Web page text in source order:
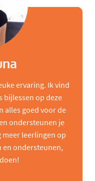
ervaring. Ik vind
bijlessen op deze
alles goed voor de
ondersteunen je
leerlingen op
en ondersteunen,